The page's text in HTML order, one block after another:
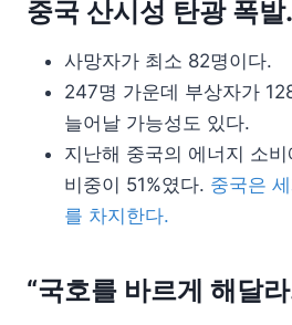
중국 산시성 탄광 폭발.
사망자가 최소 82명이다.
247명 가운데 부상자가
늘어날 가능성도 있다.
지난해 중국의 에너지 소
비중이 51%였다. 중국은
를 차지한다.
“국호를 바르게 해달라